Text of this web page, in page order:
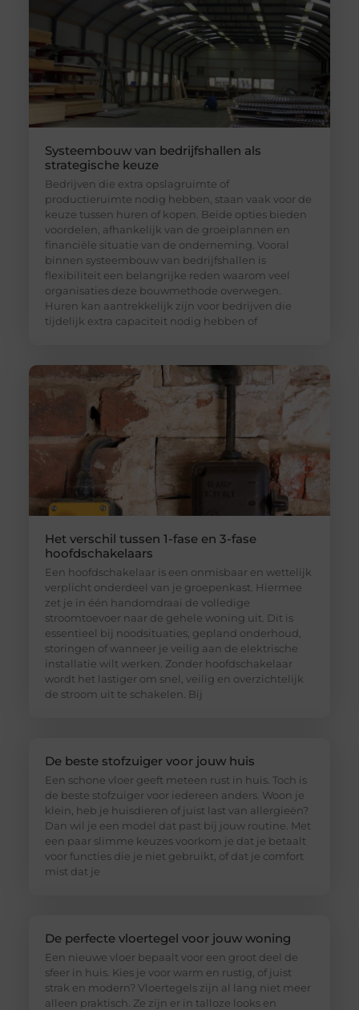
Systeembouw van bedrijfshallen als
strategische keuze
Bedrijven die extra opslagruimte of
productieruimte nodig hebben, staan vaak voor de
keuze tussen huren of kopen. Beide opties bieden
voordelen, afhankelijk van de groeiplannen en
financiële situatie van de onderneming. Vooral
binnen systeembouw van bedrijfshallen is
flexibiliteit een belangrijke reden waarom veel
organisaties deze bouwmethode overwegen.
Huren kan aantrekkelijk zijn voor bedrijven die
tijdelijk extra capaciteit nodig hebben of
Het verschil tussen 1-fase en 3-fase
hoofdschakelaars
Een hoofdschakelaar is een onmisbaar en wettelijk
verplicht onderdeel van je groepenkast. Hiermee
zet je in één handomdraai de volledige
stroomtoevoer naar de gehele woning uit. Dit is
essentieel bij noodsituaties, gepland onderhoud,
storingen of wanneer je veilig aan de elektrische
installatie wilt werken. Zonder hoofdschakelaar
wordt het lastiger om snel, veilig en overzichtelijk
de stroom uit te schakelen. Bij
De beste stofzuiger voor jouw huis
Een schone vloer geeft meteen rust in huis. Toch is
de beste stofzuiger voor iedereen anders. Woon je
klein, heb je huisdieren of juist last van allergieën?
Dan wil je een model dat past bij jouw routine. Met
een paar slimme keuzes voorkom je dat je betaalt
voor functies die je niet gebruikt, of dat je comfort
mist dat je
De perfecte vloertegel voor jouw woning
Een nieuwe vloer bepaalt voor een groot deel de
sfeer in huis. Kies je voor warm en rustig, of juist
strak en modern? Vloertegels zijn al lang niet meer
alleen praktisch. Ze zijn er in talloze looks en